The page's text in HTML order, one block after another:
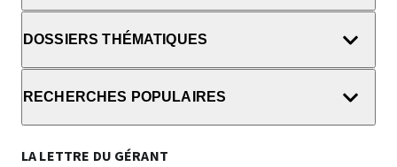
DOSSIERS THÉMATIQUES
RECHERCHES POPULAIRES
LA LETTRE DU GÉRANT